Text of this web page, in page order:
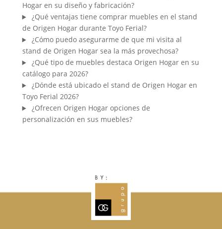
Hogar en su diseño y fabricación?
¿Qué ventajas tiene comprar muebles en el stand
de Origen Hogar durante Toyo Ferial?
¿Cómo puedo asegurarme de que mi visita al
stand de Origen Hogar sea la más provechosa?
¿Qué tipo de muebles destaca Origen Hogar en su
catálogo para 2026?
¿Dónde está ubicado el stand de Origen Hogar en
Toyo Ferial 2026?
¿Ofrecen Origen Hogar opciones de
personalización en sus muebles?